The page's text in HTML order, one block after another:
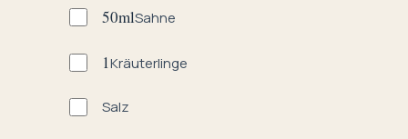
50mlSahne
1Kräuterlinge
Salz